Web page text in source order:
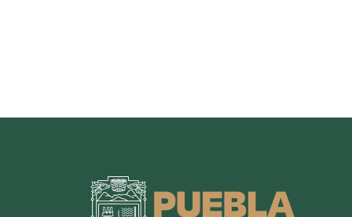
BINE- UCLM 2024